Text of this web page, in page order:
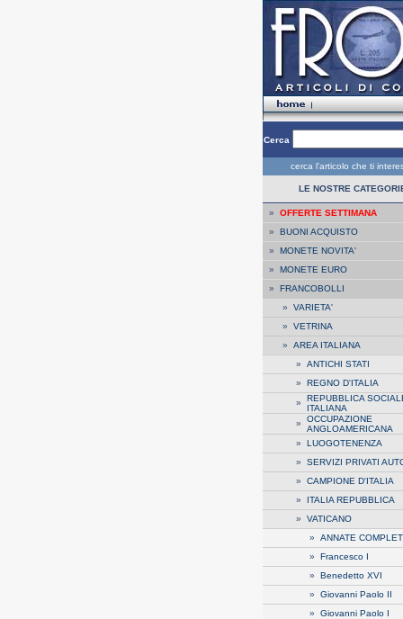
Cerca
cerca l'articolo che ti
LE NOSTRE
» OFFERTE SETTIMANA
» BUONI ACQUISTO
» MONETE NOVITA'
» MONETE EURO
» FRANCOBOLLI
» VARIETA'
» VETRINA
» AREA ITALIANA
» ANTICHI STATI
» REGNO D'ITALIA
» REPUBBLICA
ITALIANA
» OCCUPAZIONE
ANGLOAMERICANA
» LUOGOTENENZA
» SERVIZI PRIVATI
» CAMPIONE D'ITALIA
» ITALIA REPUBBLICA
» VATICANO
» ANNATE
» Francesco I
» Benedetto XVI
» Giovanni Paolo II
» Giovanni Paolo I